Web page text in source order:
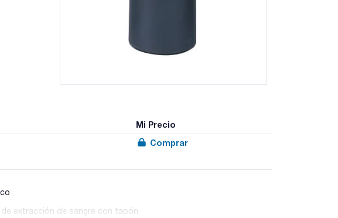
Mi Precio
Comprar
extracción de sangre con tapón